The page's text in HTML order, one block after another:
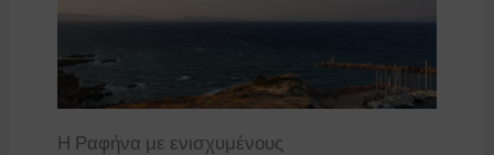
Η Ραφήνα με ενισχυμένους